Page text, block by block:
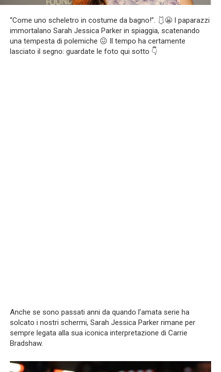
“Come uno scheletro in costume da bagno!”. 🩱😬 I paparazzi
immortalano Sarah Jessica Parker in spiaggia, scatenando
una tempesta di polemiche 😖 Il tempo ha certamente
lasciato il segno: guardate le foto qui sotto 👇
Anche se sono passati anni da quando l’amata serie ha
solcato i nostri schermi, Sarah Jessica Parker rimane per
sempre legata alla sua iconica interpretazione di Carrie
Bradshaw.